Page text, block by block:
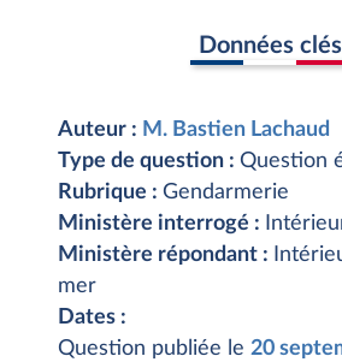
Données clés
Auteur : M. Bastien Lachaud
Type de question : Question
Rubrique : Gendarmerie
Ministère interrogé :
Ministère répondant :
mer
Dates :
Question publiée le 20